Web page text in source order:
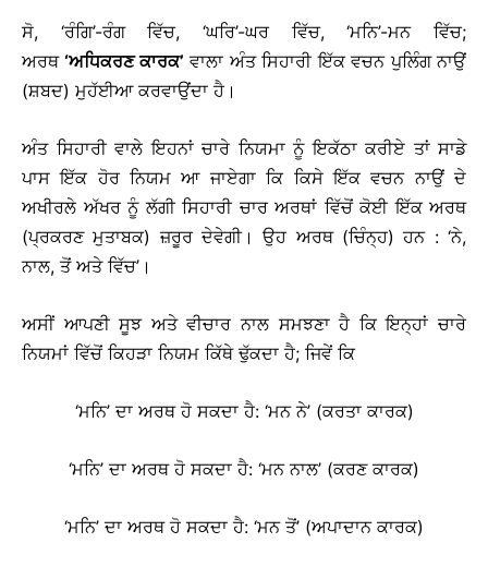
ਸੋ, ‘ਰੰਗਿ’-ਰੰਗ ਵਿੱਚ, ‘ਘਰਿ’-ਘਰ ਵਿੱਚ, ‘ਮਨਿ’-ਮਨ ਵਿੱਚ;
ਅਰਥ‘ਅਧਿਕਰਣ ਕਾਰਕ’ ਵਾਲਾ ਅੰਤ ਸਿਹਾਰੀ ਇੱਕ ਵਚਨ ਪੁਲਿੰਗ ਨਾਉਂ
(ਸ਼ਬਦ) ਮੁਹੱਈਆ ਕਰਵਾਉਂਦਾ ਹੈ।
ਅੰਤ ਸਿਹਾਰੀ ਵਾਲੇ ਇਹਨਾਂ ਚਾਰੇ ਨਿਯਮਾ ਨੂੰ ਇਕੱਠਾ ਕਰੀਏ ਤਾਂ ਸਾਡੇ
ਪਾਸ ਇੱਕ ਹੋਰ ਨਿਯਮ ਆ ਜਾਏਗਾ ਕਿ ਕਿਸੇ ਇੱਕ ਵਚਨ ਨਾਉਂ ਦੇ
ਅਖੀਰਲੇ ਅੱਖਰ ਨੂੰ ਲੱਗੀ ਸਿਹਾਰੀ ਚਾਰ ਅਰਥਾਂ ਵਿੱਚੋਂ ਕੋਈ ਇੱਕ ਅਰਥ
(ਪ੍ਰਕਰਣ ਮੁਤਾਬਕ) ਜ਼ਰੂਰ ਦੇਵੇਗੀ। ਉਹ ਅਰਥ (ਚਿੰਨ੍ਹ) ਹਨ : ‘ਨੇ,
ਨਾਲ, ਤੋਂ ਅਤੇ ਵਿੱਚ’।
ਅਸੀਂ ਆਪਣੀ ਸੂਝ ਅਤੇ ਵੀਚਾਰ ਨਾਲ ਸਮਝਣਾ ਹੈ ਕਿ ਇਨ੍ਹਾਂ ਚਾਰੇ
ਨਿਯਮਾਂ ਵਿੱਚੋਂ ਕਿਹੜਾ ਨਿਯਮ ਕਿੱਥੇ ਢੁੱਕਦਾ ਹੈ; ਜਿਵੇਂ ਕਿ
‘ਮਨਿ’ ਦਾ ਅਰਥ ਹੋ ਸਕਦਾ ਹੈ: ‘ਮਨ ਨੇ’ (ਕਰਤਾ ਕਾਰਕ)
‘ਮਨਿ’ ਦਾ ਅਰਥ ਹੋ ਸਕਦਾ ਹੈ: ‘ਮਨ ਨਾਲ’ (ਕਰਣ ਕਾਰਕ)
‘ਮਨਿ’ ਦਾ ਅਰਥ ਹੋ ਸਕਦਾ ਹੈ: ‘ਮਨ ਤੋਂ’ (ਅਪਾਦਾਨ ਕਾਰਕ)